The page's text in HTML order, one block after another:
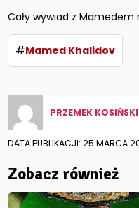
Cały wywiad z Mamedem
#Mamed Khalidov
PRZEMEK KOSIŃSKI
DATA PUBLIKACJI: 25 MARCA
Zobacz również